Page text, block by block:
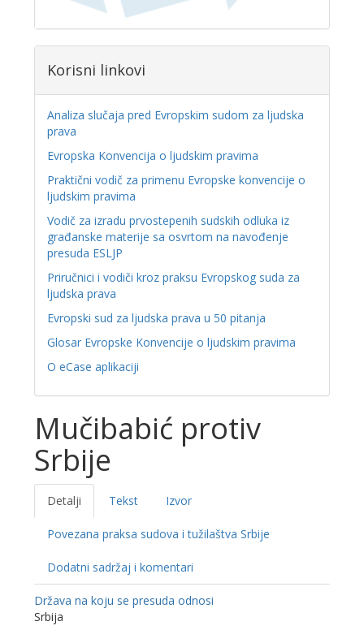
Korisni linkovi
Analiza slučaja pred Evropskim sudom za ljudska
prava
Evropska Konvencija o ljudskim pravima
Praktični vodič za primenu Evropske konvencije o
ljudskim pravima
Vodič za izradu prvostepenih sudskih odluka iz
građanske materije sa osvrtom na navođenje
presuda ESLJP
Priručnici i vodiči kroz praksu Evropskog suda za
ljudska prava
Evropski sud za ljudska prava u 50 pitanja
Glosar Evropske Konvencije o ljudskim pravima
O eCase aplikaciji
Mučibabić protiv
Srbije
Detalji Tekst Izvor
Povezana praksa sudova i tužilaštva Srbije
Dodatni sadržaj i komentari
Država na koju se presuda odnosi
Srbija